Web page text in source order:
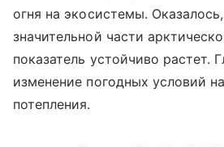
огня на экосистемы.
значительной части
показатель устойчиво растет.
изменение погодных условий
потепления.